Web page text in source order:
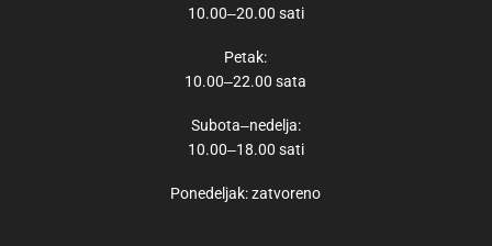
10.00‒20.00 sati
Petak:
10.00‒22.00 sata
Subota‒nedelja:
10.00‒18.00 sati
Ponedeljak: zatvoreno